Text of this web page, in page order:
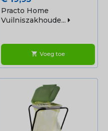
Practo Home
Vuilniszakhoude...
shopping_cart Voeg toe